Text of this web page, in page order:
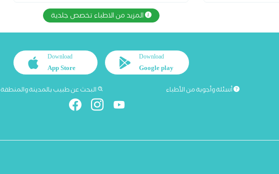
الكهرباء و مستشفى تبارك و مستشفى المواساة
المزيد من الاطباء تخصص جلدية
Download
Google play
Download
App Store
أسئلة وأجوبة من الأطباء البحث عن طبيب بالمدينة والمنطقة